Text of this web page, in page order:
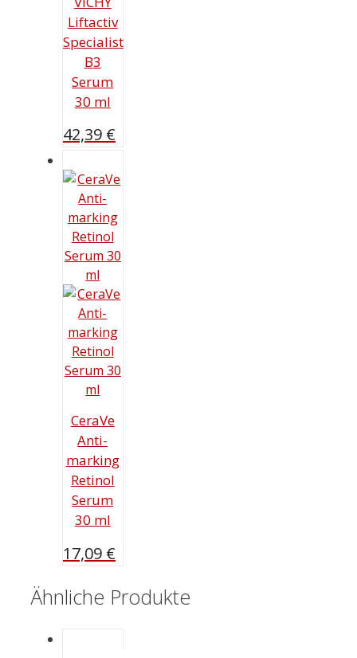
Liftactiv
Specialist
B3
Serum
30 ml
42,39 €
CeraVe
Anti-
marking
Retinol
Serum
30 ml
17,09 €
Ähnliche Produkte